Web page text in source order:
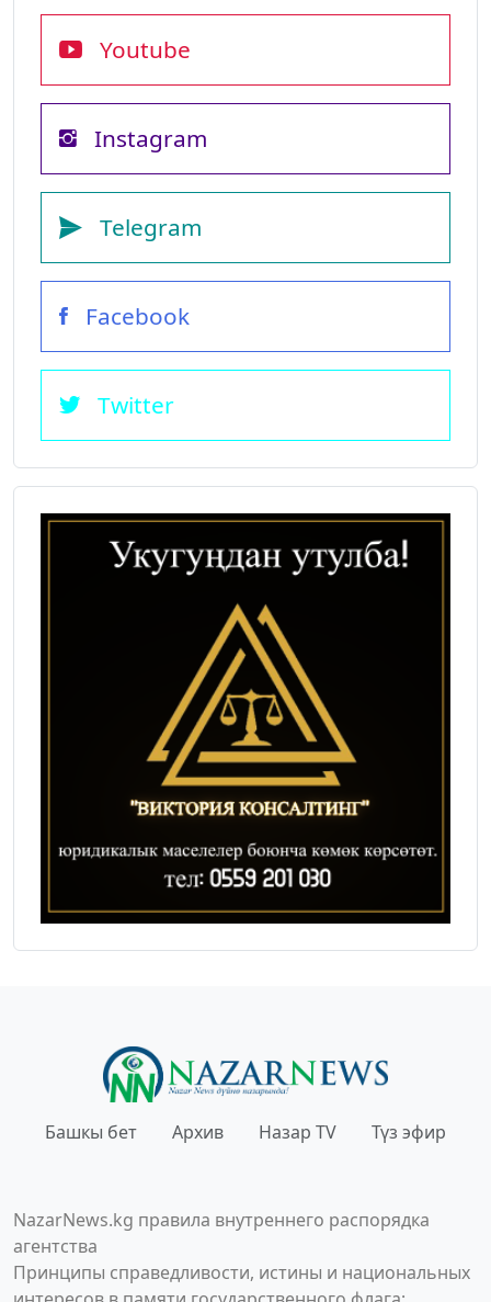
Youtube
Instagram
Telegram
Facebook
Twitter
Башкы бет Архив Назар TV Түз эфир
NazarNews.kg правила внутреннего распорядка
агентства
Принципы справедливости, истины и национальных